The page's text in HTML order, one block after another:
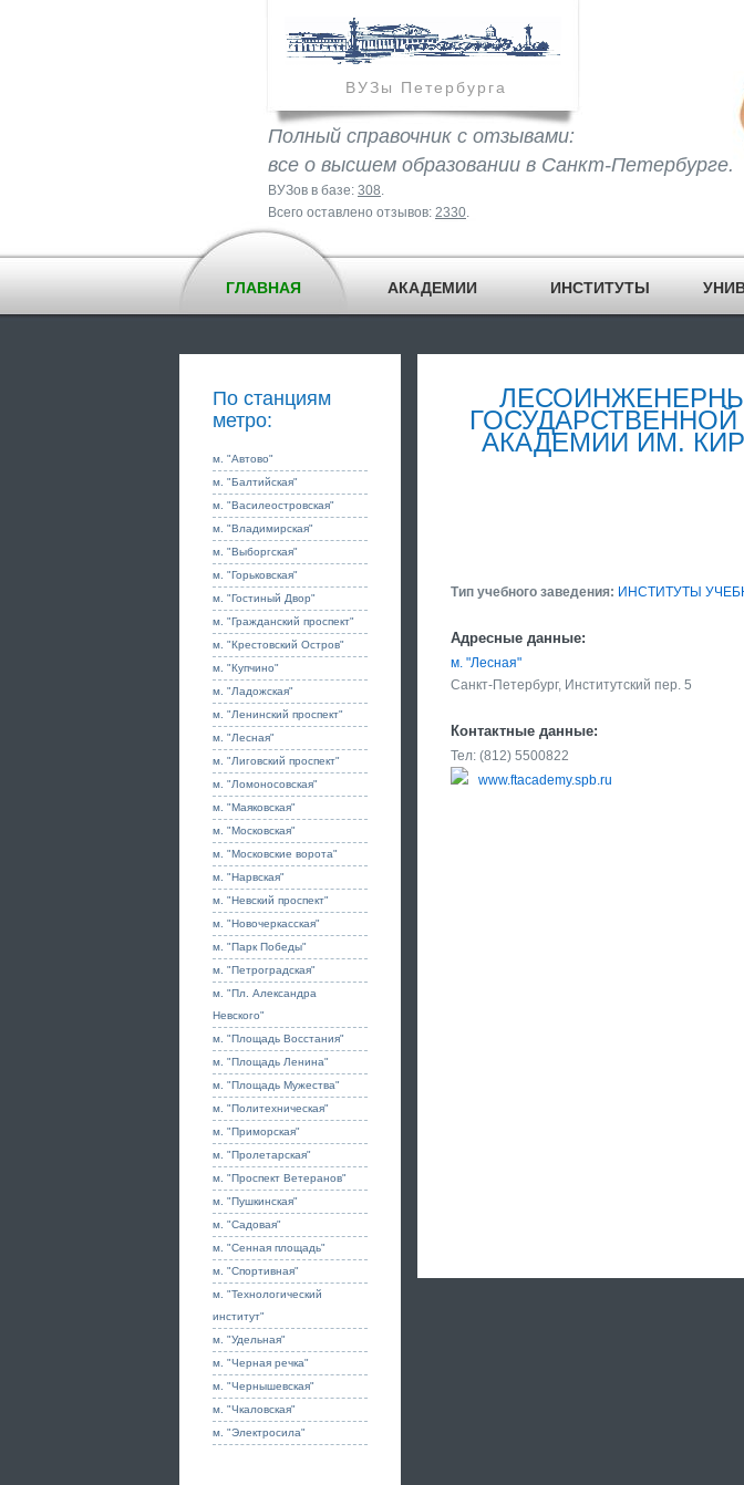
ВУЗы Петербурга
Полный справочник с отзывами:
все о высшем образовании в Санкт-Петербурге.
ВУЗов в базе: 308.
Всего оставлено отзывов: 2330.
ГЛАВНАЯ АКАДЕМИИ ИНСТИТУТЫ
По станциям
метро:
м. "Автово"
м. "Балтийская"
м. "Василеостровская"
м. "Владимирская"
м. "Выборгская"
м. "Горьковская"
м. "Гостиный Двор"
м. "Гражданский проспект"
м. "Крестовский Остров"
м. "Купчино"
м. "Ладожская"
м. "Ленинский проспект"
м. "Лесная"
м. "Лиговский проспект"
м. "Ломоносовская"
м. "Маяковская"
м. "Московская"
м. "Московские ворота"
м. "Нарвская"
м. "Невский проспект"
м. "Новочеркасская"
м. "Парк Победы"
м. "Петроградская"
м. "Пл. Александра
Невского"
м. "Площадь Восстания"
м. "Площадь Ленина"
м. "Площадь Мужества"
м. "Политехническая"
м. "Приморская"
м. "Пролетарская"
м. "Проспект Ветеранов"
м. "Пушкинская"
м. "Садовая"
м. "Сенная площадь"
м. "Спортивная"
м. "Технологический
институт"
м. "Удельная"
м. "Черная речка"
м. "Чернышевская"
м. "Чкаловская"
м. "Электросила"
АКАДЕМИИ ИМ.
Тип учебного заведения: ИНСТИТУТЫ
Адресные данные:
м. "Лесная"
Санкт-Петербург, Институтский пер. 5
Контактные данные:
Тел: (812) 5500822
www.ftacademy.spb.ru